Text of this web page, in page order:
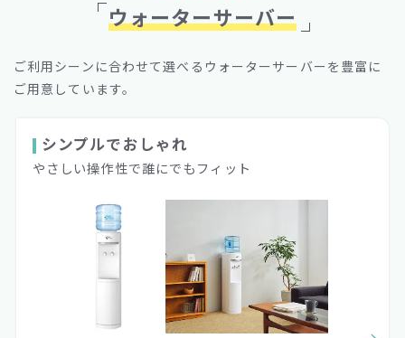
ウォーターサーバー
ご利用シーンに合わせて選べるウォーターサーバーを豊富に
ご用意しています。
シンプルでおしゃれ
やさしい操作性で誰にでもフィット